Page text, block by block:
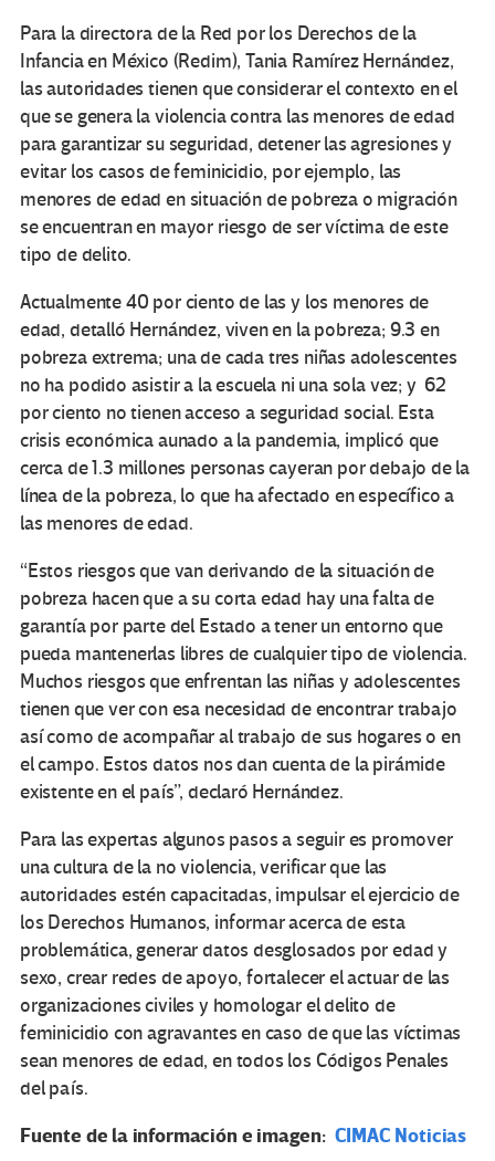
Para la directora de la Red por los Derechos de la
Infancia en México (Redim), Tania Ramírez Hernández,
las autoridades tienen que considerar el contexto en el
que se genera la violencia contra las menores de edad
para garantizar su seguridad, detener las agresiones y
evitar los casos de feminicidio, por ejemplo, las
menores de edad en situación de pobreza o migración
se encuentran en mayor riesgo de ser víctima de este
tipo de delito.
Actualmente 40 por ciento de las y los menores de
edad, detalló Hernández, viven en la pobreza; 9.3 en
pobreza extrema; una de cada tres niñas adolescentes
no ha podido asistir a la escuela ni una sola vez; y 62
por ciento no tienen acceso a seguridad social. Esta
crisis económica aunado a la pandemia, implicó que
cerca de 1.3 millones personas cayeran por debajo de la
línea de la pobreza, lo que ha afectado en específico a
las menores de edad.
“Estos riesgos que van derivando de la situación de
pobreza hacen que a su corta edad hay una falta de
garantía por parte del Estado a tener un entorno que
pueda mantenerlas libres de cualquier tipo de violencia.
Muchos riesgos que enfrentan las niñas y adolescentes
tienen que ver con esa necesidad de encontrar trabajo
así como de acompañar al trabajo de sus hogares o en
el campo. Estos datos nos dan cuenta de la pirámide
existente en el país”, declaró Hernández.
Para las expertas algunos pasos a seguir es promover
una cultura de la no violencia, verificar que las
autoridades estén capacitadas, impulsar el ejercicio de
los Derechos Humanos, informar acerca de esta
problemática, generar datos desglosados por edad y
sexo, crear redes de apoyo, fortalecer el actuar de las
organizaciones civiles y homologar el delito de
feminicidio con agravantes en caso de que las víctimas
sean menores de edad, en todos los Códigos Penales
del país.
Fuente de la información e imagen: CIMAC Noticias